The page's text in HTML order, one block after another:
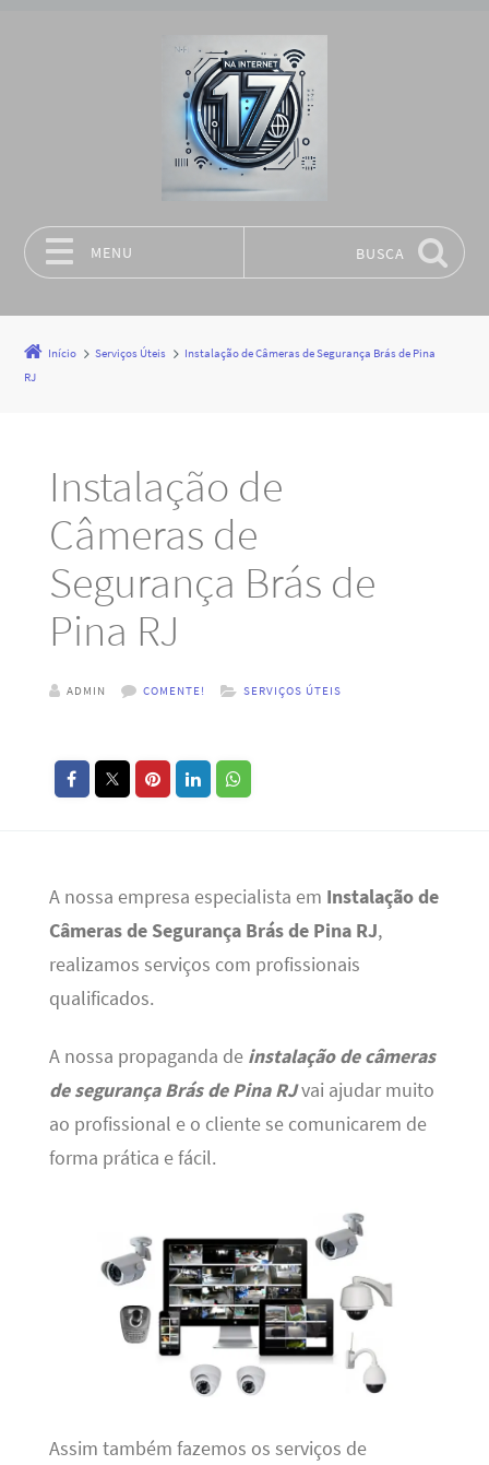
MENU BUSCA
Início Serviços Úteis
Instalação de Câmeras de Segurança Brás de Pina
RJ
Instalação de
Câmeras de
Segurança Brás de
Pina RJ
ADMIN COMENTE! SERVIÇOS ÚTEIS
A nossa empresa especialista em Instalação de
Câmeras de Segurança Brás de Pina RJ,
realizamos serviços com profissionais
qualificados.
A nossa propaganda de instalação de câmeras
de segurança Brás de Pina RJvai ajudar muito
ao profissional e o cliente se comunicarem de
forma prática e fácil.
Assim também fazemos os serviços de